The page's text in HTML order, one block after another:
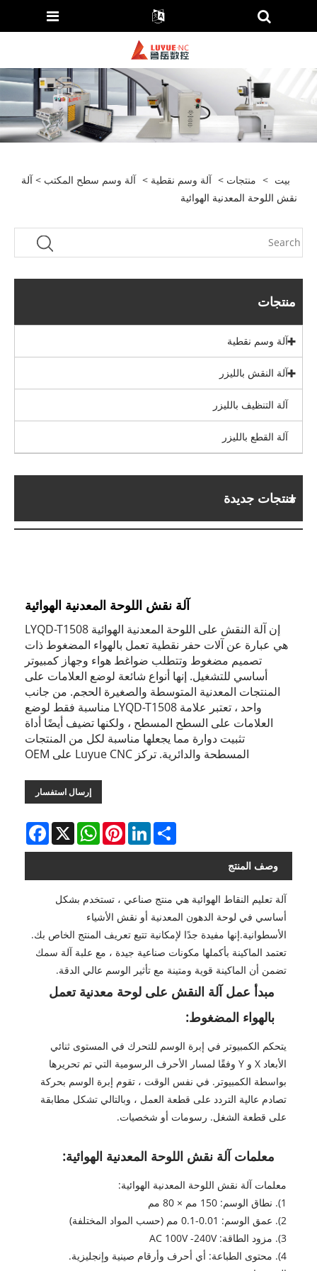
بيت > منتجات > آلة وسم نقطية > آلة وسم سطح المكتب > آلة
نقش اللوحة المعدنية الهوائية
منتجات
آلة وسم نقطية
آلة النقش بالليزر
آلة التنظيف بالليزر
آلة القطع بالليزر
منتجات جديدة
آلة نقش اللوحة المعدنية الهوائية
إن آلة النقش على اللوحة المعدنية الهوائية LYQD-T1508
هي عبارة عن آلات حفر نقطية تعمل بالهواء المضغوط ذات
تصميم مضغوط وتتطلب ضواغط هواء وجهاز كمبيوتر
أساسي للتشغيل. إنها أنواع شائعة لوضع العلامات على
المنتجات المعدنية المتوسطة والصغيرة الحجم. من جانب
واحد ، تعتبر علامة LYQD-T1508 مناسبة فقط لوضع
العلامات على السطح المسطح ، ولكنها تضيف أيضًا أداة
تثبيت دوارة مما يجعلها مناسبة لكل من المنتجات
المسطحة والدائرية. تركز Luyue CNC على OEM
إرسال استفسار
Facebook X
WhatsAppPinterestLinkedInShare
وصف المنتج
آلة تعليم النقاط الهوائية هي منتج صناعي ، تستخدم بشكل
أساسي في لوحة الدهون المعدنية أو نقش الأشياء
الأسطوانية.إنها مفيدة جدًا لإمكانية تتبع تعريف المنتج الخاص بك.
تعتمد الماكينة بأكملها مكونات صناعية جيدة ، مع علبة آلة سمك
تضمن أن الماكينة قوية ومتينة مع تأثير الوسم عالي الدقة.
مبدأ عمل آلة النقش على لوحة معدنية تعمل
بالهواء المضغوط:
يتحكم الكمبيوتر في إبرة الوسم للتحرك في المستوى ثنائي
الأبعاد X و Y وفقًا لمسار الأحرف الرسومية التي تم تحريرها
بواسطة الكمبيوتر. في نفس الوقت ، تقوم إبرة الوسم بحركة
تصادم عالية التردد على قطعة العمل ، وبالتالي تشكل مطابقة
على قطعة الشغل. رسومات أو شخصيات.
معلمات آلة نقش اللوحة المعدنية الهوائية:
معلمات آلة نقش اللوحة المعدنية الهوائية:
1). نطاق الوسم: 150 مم × 80 مم
2). عمق الوسم: 0.01-0.1 مم (حسب المواد المختلفة)
3). مزود الطاقة: AC 100V -240V
4). محتوى الطباعة: أي أحرف وأرقام صينية وإنجليزية.